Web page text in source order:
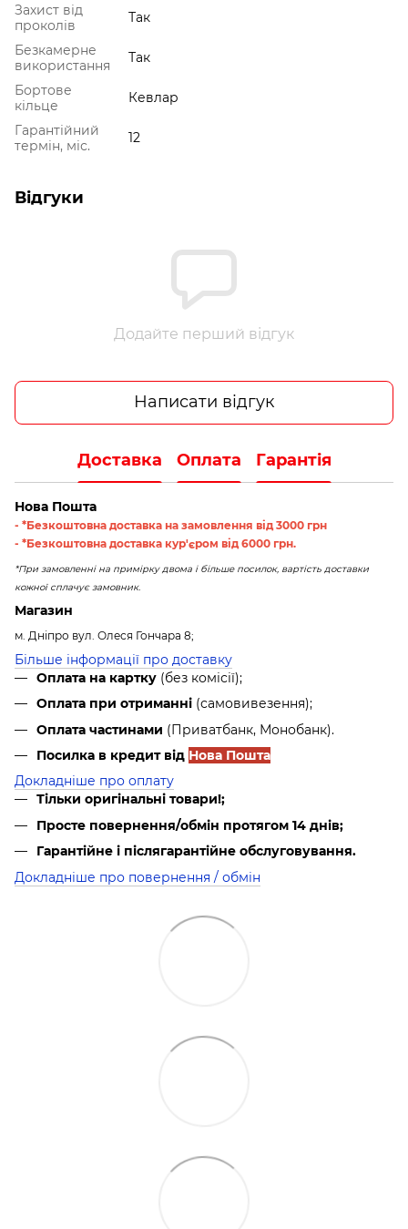
Захист від
проколів
Так
Безкамерне
використання
Так
Бортове
кільце
Кевлар
Гарантійний
термін, міс.
12
Відгуки
Додайте перший відгук
Написати відгук
Доставка Оплата Гарантія
Нова Пошта
- *Безкоштовна доставка на замовлення від 3000 грн
- *Безкоштовна доставка кур'єром від 6000 грн.
*При замовленні на примірку двома і більше посилок, вартість доставки
кожної сплачує замовник.
Магазин
м. Дніпро вул. Олеся Гончара 8;
Більше інформації про доставку
Оплата на картку (без комісії);
Оплата при отриманні (самовивезення);
Оплата частинами (Приватбанк, Монобанк).
Посилка в кредит від Нова Пошта
Докладніше про оплату
Тільки оригінальні товари!;
Просте повернення/обмін протягом 14 днів;
Гарантійне і післягарантійне обслуговування.
Докладніше про повернення / обмін